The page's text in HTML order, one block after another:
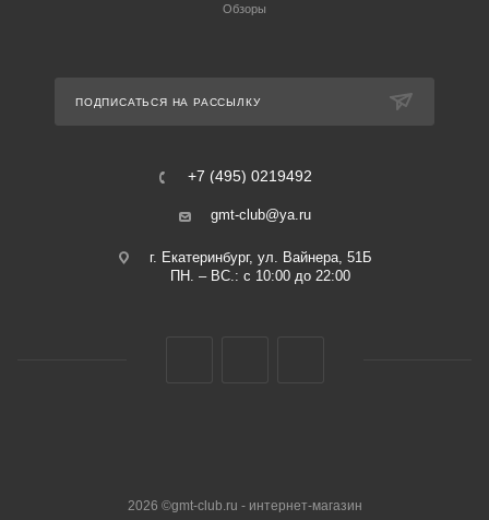
Обзоры
ПОДПИСАТЬСЯ НА РАССЫЛКУ
+7 (495) 0219492
gmt-club@ya.ru
г. Екатеринбург, ул. Вайнера, 51Б
ПН. – ВС.: с 10:00 до 22:00
2026 ©gmt-club.ru - интернет-магазин